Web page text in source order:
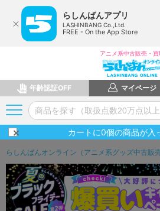
らしんばんアプリ
LASHINBANG Co.,Ltd.
FREE - On the App Store
アニメ系中古販売・買
年齢認証OFF マイページ
カートに0個の商品が入
らしんばんオンライン（アニメ系グッズ中古販